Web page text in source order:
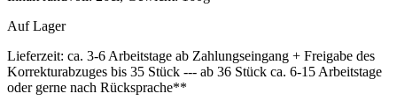
Auf Lager
Lieferzeit: ca. 3-6 Arbeitstage ab Zahlungseingang + Freigabe des
Korrekturabzuges bis 35 Stück --- ab 36 Stück ca. 6-15 Arbeitstage
oder gerne nach Rücksprache**